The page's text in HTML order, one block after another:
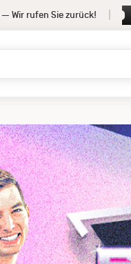
— Wir rufen Sie zurück!